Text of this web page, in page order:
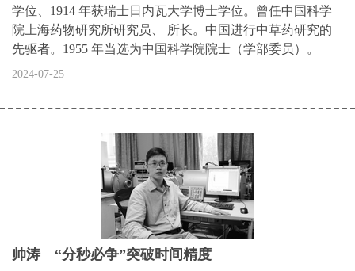
学位、1914 年获瑞士日内瓦大学博士学位。曾任中国科学
院上海药物研究所研究员、 所长。中国进行中草药研究的
先驱者。1955 年当选为中国科学院院士（学部委员）。
2024-07-25
帅涛 “分秒必争”突破时间精度